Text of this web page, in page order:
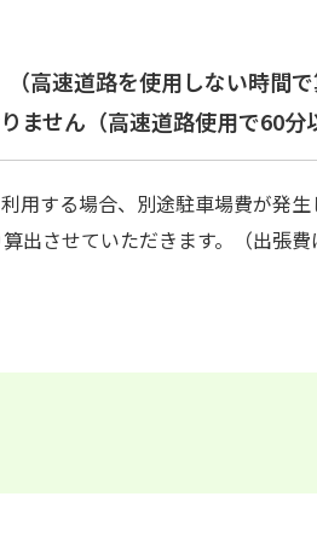
円 （高速道路を使用
ておりません（高速道
する場合、別途駐車場費が発生
させていただきます。（出張費